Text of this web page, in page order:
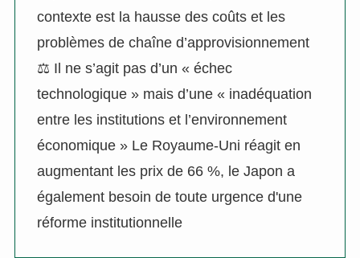
contexte est la hausse des coûts et les
problèmes de chaîne d’approvisionnement
⚖️ Il ne s’agit pas d’un « échec
technologique » mais d’une « inadéquation
entre les institutions et l’environnement
économique » Le Royaume-Uni réagit en
augmentant les prix de 66 %, le Japon a
également besoin de toute urgence d'une
réforme institutionnelle